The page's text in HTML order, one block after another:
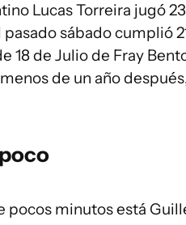
Lucas Torreira jugó
sábado cumplió
18 de Julio de Fray
de un año
pocos minutos está